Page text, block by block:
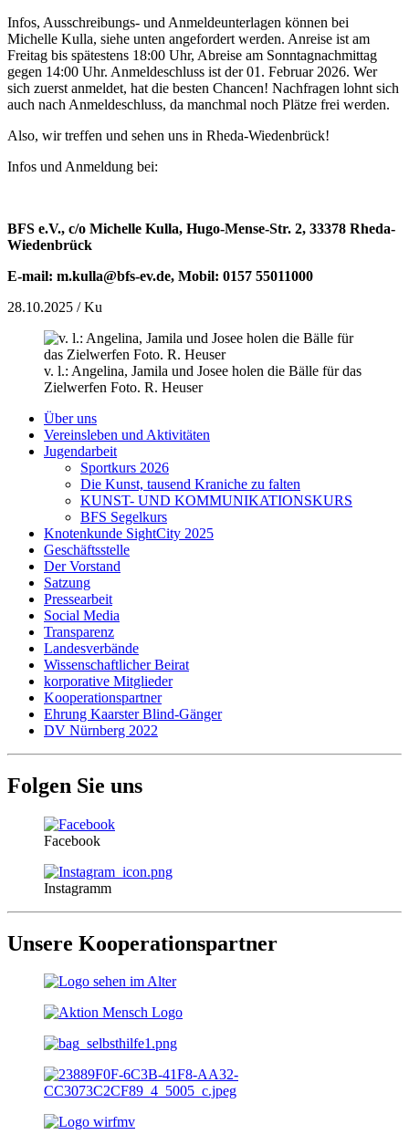
Infos, Ausschreibungs- und Anmeldeunterlagen können bei
Michelle Kulla, siehe unten angefordert werden. Anreise ist am
Freitag bis spätestens 18:00 Uhr, Abreise am Sonntagnachmittag
gegen 14:00 Uhr. Anmeldeschluss ist der 01. Februar 2026. Wer
sich zuerst anmeldet, hat die besten Chancen! Nachfragen lohnt sich
auch nach Anmeldeschluss, da manchmal noch Plätze frei werden.
Also, wir treffen und sehen uns in Rheda-Wiedenbrück!
Infos und Anmeldung bei:
BFS e.V., c/o Michelle Kulla, Hugo-Mense-Str. 2, 33378 Rheda-
Wiedenbrück
E-mail: m.kulla@bfs-ev.de, Mobil: 0157 55011000
28.10.2025 / Ku
v. l.: Angelina, Jamila und Josee holen die Bälle für das
Zielwerfen Foto. R. Heuser
Über uns
Vereinsleben und Aktivitäten
Jugendarbeit
Sportkurs 2026
Die Kunst, tausend Kraniche zu falten
KUNST- UND KOMMUNIKATIONSKURS
BFS Segelkurs
Knotenkunde SightCity 2025
Geschäftsstelle
Der Vorstand
Satzung
Pressearbeit
Social Media
Transparenz
Landesverbände
Wissenschaftlicher Beirat
korporative Mitglieder
Kooperationspartner
Ehrung Kaarster Blind-Gänger
DV Nürnberg 2022
Folgen Sie uns
Facebook
Instagramm
Unsere Kooperationspartner